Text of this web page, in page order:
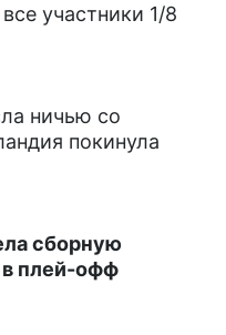
участники 1/8
ничью со
покинула
сборную
в плей-офф